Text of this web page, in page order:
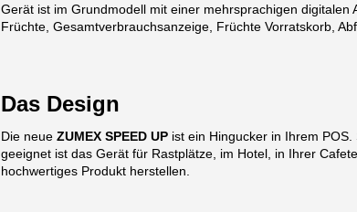
Gerät ist im Grundmodell mit einer mehrsprachigen
Früchte, Gesamtverbrauchsanzeige, Früchte Vorratskorb,
Das Design
Die neue ZUMEX SPEED UP ist ein Hingucker in Ihrem
geeignet ist das Gerät für Rastplätze, im Hotel, in Ihrer
hochwertiges Produkt herstellen.